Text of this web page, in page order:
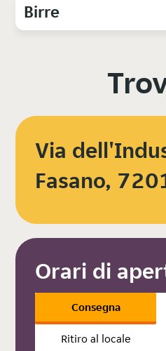
Birre
Via
Fasano,
Orari di
Consegna
Ritiro al locale